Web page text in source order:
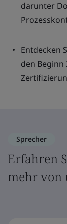
darunter
Entdecken
den Beginn
Sprecher
Erfahren
mehr von